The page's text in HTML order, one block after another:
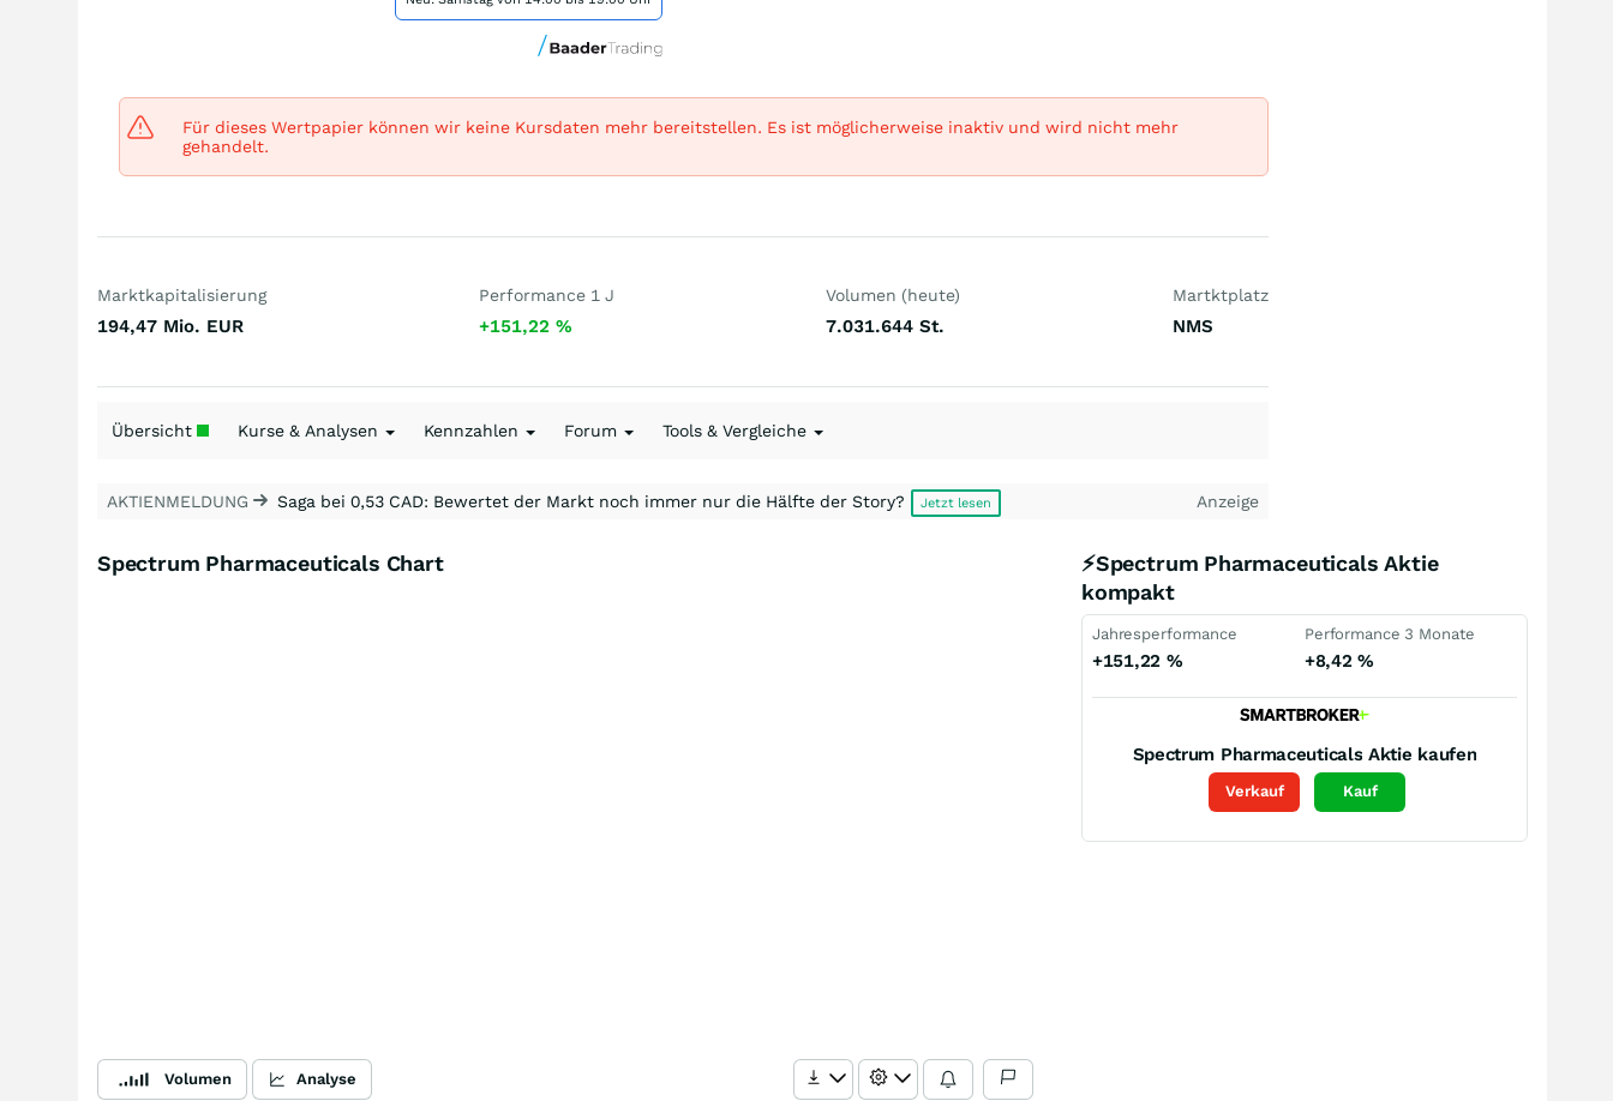
Für dieses Wertpapier können wir keine Kursdaten mehr bereitstellen. Es ist möglicherweise inaktiv und wird nicht mehr
gehandelt.
Marktkapitalisierung
194,47 Mio. EUR
Performance 1 J
+151,22 %
Volumen (heute)
7.031.644 St.
Martktplatz
NMS
Übersicht Kurse & Analysen Kennzahlen Forum Tools & Vergleiche
AKTIENMELDUNG Saga bei 0,53 CAD: Bewertet der Markt noch immer nur die Hälfte der Story? Jetzt lesen Anzeige
Spectrum Pharmaceuticals Chart
Volumen Analyse
⚡Spectrum Pharmaceuticals Aktie
kompakt
Jahresperformance
+151,22 %
Performance 3 Monate
+8,42%
Spectrum Pharmaceuticals Aktie kaufen
Verkauf Kauf